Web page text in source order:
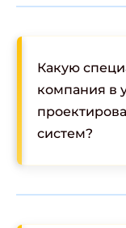
Какую
компания в
систем?